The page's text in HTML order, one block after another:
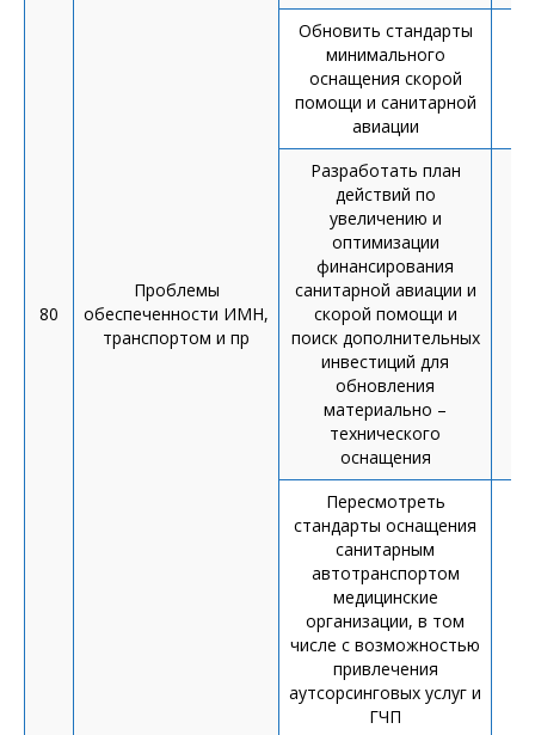
80
Проблемы
обеспеченности ИМН,
транспортом и пр
Обновить стандарты
минимального
оснащения скорой
помощи и санитарной
авиации
Разработать план
действий по
увеличению и
оптимизации
финансирования
санитарной авиации и
скорой помощи и
поиск дополнительных
инвестиций для
обновления
материально –
технического
оснащения
Пересмотреть
стандарты оснащения
санитарным
автотранспортом
медицинские
организации, в том
числе с возможностью
привлечения
аутсорсинговых услуг и
ГЧП